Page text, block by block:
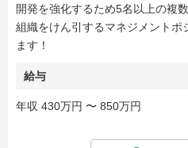
開発を強化するため5名以上の複
組織をけん引するマネジメントポ
ます！
給与
年収 430万円 〜 850万円